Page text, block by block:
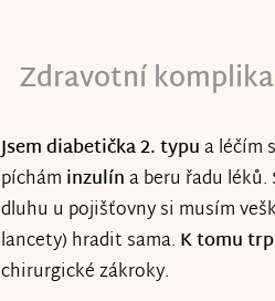
Zdravotní
Jsem diabetička 2. typua léčím
píchám inzulína beru řadu
dluhu u pojišťovny si musím
lancety) hradit sama. K tomu
chirurgické zákroky.